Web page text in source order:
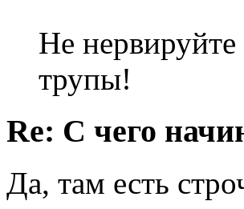
Не
трупы!
Re: С чего
Да, там есть